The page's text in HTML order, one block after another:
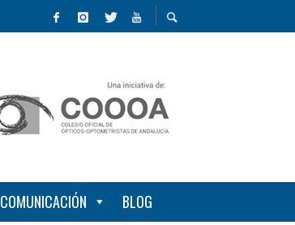
COMUNICACIÓN BLOG